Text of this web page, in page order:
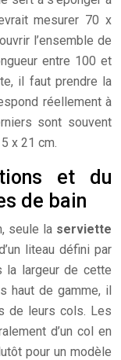
mesurer 70 x
l’ensemble de
entre 100 et
il faut prendre la
réellement à
sont souvent
x 21 cm.
et du
de bain
seule la serviette
liteau défini par
la largeur de cette
haut de gamme, il
de leurs cols. Les
d’un col en
pour un modèle